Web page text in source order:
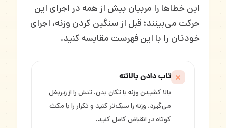
این خطاها را مربیان بیش از همه در اجرای این
حرکت می‌بینند؛ قبل از سنگین کردن وزنه، اجرای
خودتان را با این فهرست مقایسه کنید.
تاب دادن بالاتنه
بالا کشیدن وزنه با تکان بدن، تنش را از زیربغل
می‌گیرد. وزنه را سبک‌تر کنید و تکرار را با مکث
کوتاه در انقباض کامل کنید.